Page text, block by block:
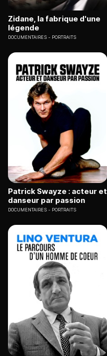
Zidane, la fabrique d'une
légende
DOCUMENTAIRES PORTRAITS
Patrick Swayze : acteur et
danseur par passion
DOCUMENTAIRES PORTRAITS